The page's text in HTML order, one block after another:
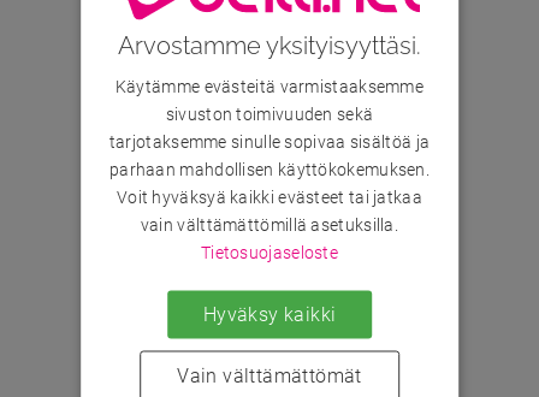
Arvostamme yksityisyyttäsi.
Käytämme evästeitä varmistaaksemme
sivuston toimivuuden sekä
tarjotaksemme sinulle sopivaa sisältöä ja
parhaan mahdollisen käyttökokemuksen.
Voit hyväksyä kaikki evästeet tai jatkaa
vain välttämättömillä asetuksilla.
Tietosuojaseloste
Hyväksy kaikki
Vain välttämättömät